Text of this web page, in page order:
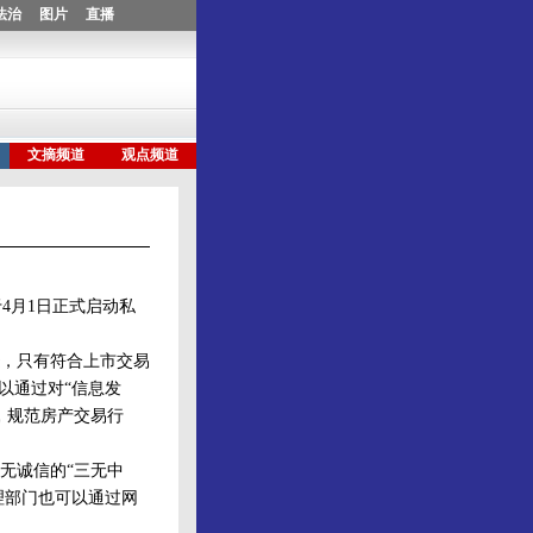
月1日正式启动私
只有符合上市交易
通过对“信息发
规范房产交易行
诚信的“三无中
门也可以通过网